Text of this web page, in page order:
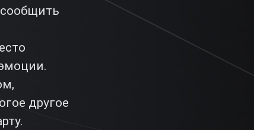
другое